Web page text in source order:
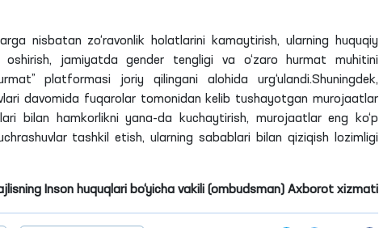
nisbatan zo‘ravonlik holatlarini kamaytirish, ularning huquqiy
jamiyatda gender tengligi va o‘zaro hurmat muhitini
platformasi joriy qilingani alohida urg‘ulandi.Shuningdek,
davomida fuqarolar tomonidan kelib tushayotgan murojaatlar
bilan hamkorlikni yana-da kuchaytirish, murojaatlar eng ko‘p
tashkil etish, ularning sabablari bilan qiziqish lozimligi
Inson huquqlari bo‘yicha vakili (ombudsman) Axborot xizmati